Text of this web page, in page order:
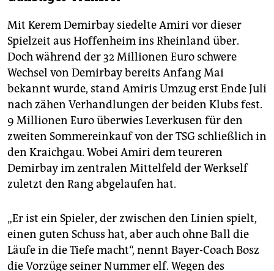
Mit Kerem Demirbay siedelte Amiri vor dieser
Spielzeit aus Hoffenheim ins Rheinland über.
Doch während der 32 Millionen Euro schwere
Wechsel von Demirbay bereits Anfang Mai
bekannt wurde, stand Amiris Umzug erst Ende Juli
nach zähen Verhandlungen der beiden Klubs fest.
9 Millionen Euro überwies Leverkusen für den
zweiten Sommereinkauf von der TSG schließlich in
den Kraichgau. Wobei Amiri dem teureren
Demirbay im zentralen Mittelfeld der Werkself
zuletzt den Rang abgelaufen hat.
„Er ist ein Spieler, der zwischen den Linien spielt,
einen guten Schuss hat, aber auch ohne Ball die
Läufe in die Tiefe macht“, nennt Bayer-Coach Bosz
die Vorzüge seiner Nummer elf. Wegen des